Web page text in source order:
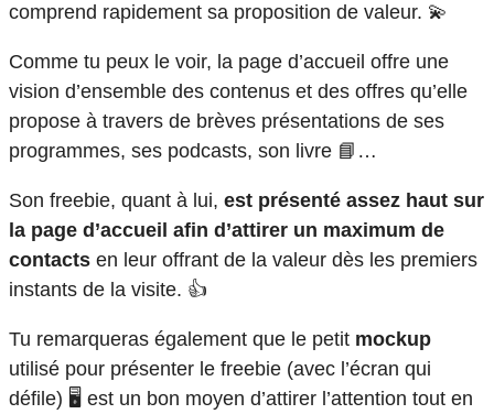
comprend rapidement sa proposition de valeur. 💫
Comme tu peux le voir, la page d’accueil offre une
vision d’ensemble des contenus et des offres qu’elle
propose à travers de brèves présentations de ses
programmes, ses podcasts, son livre 📘…
Son freebie, quant à lui, est présenté assez haut sur
la page d’accueil afin d’attirer un maximum de
contacts en leur offrant de la valeur dès les premiers
instants de la visite. 👍
Tu remarqueras également que le petit mockup
utilisé pour présenter le freebie (avec l’écran qui
défile) 🖥️ est un bon moyen d’attirer l’attention tout en